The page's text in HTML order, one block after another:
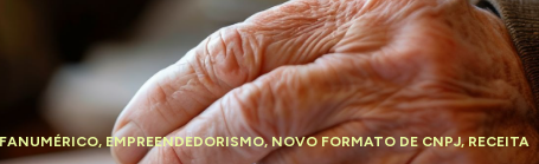
, EMPREENDEDORISMO,NOVO FORMATO DE CNPJ,RECEITA